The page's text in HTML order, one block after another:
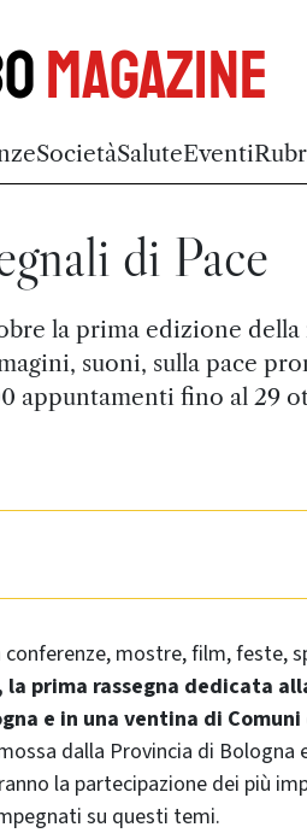
Magazine
SocietàSaluteEventi
di Pace
la prima edizione della
suoni, sulla pace
appuntamenti fino al 29
mostre, film, feste,
la prima rassegna dedicata
e in una ventina di
dalla Provincia di Bologna
la partecipazione dei più
su questi temi.